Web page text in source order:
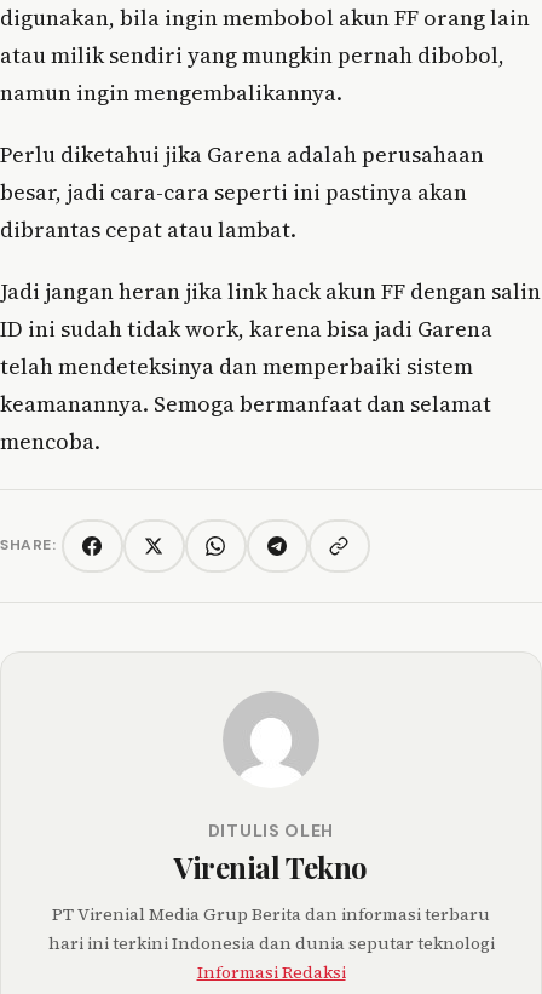
digunakan, bila ingin membobol akun FF orang lain
atau milik sendiri yang mungkin pernah dibobol,
namun ingin mengembalikannya.
Perlu diketahui jika Garena adalah perusahaan
besar, jadi cara-cara seperti ini pastinya akan
dibrantas cepat atau lambat.
Jadi jangan heran jika link hack akun FF dengan salin
ID ini sudah tidak work, karena bisa jadi Garena
telah mendeteksinya dan memperbaiki sistem
keamanannya. Semoga bermanfaat dan selamat
mencoba.
SHARE: FacebookTwitter/XWhatsAppTelegramCopy link
DITULIS OLEH
Virenial Tekno
PT Virenial Media Grup Berita dan informasi terbaru
hari ini terkini Indonesia dan dunia seputar teknologi
Informasi Redaksi